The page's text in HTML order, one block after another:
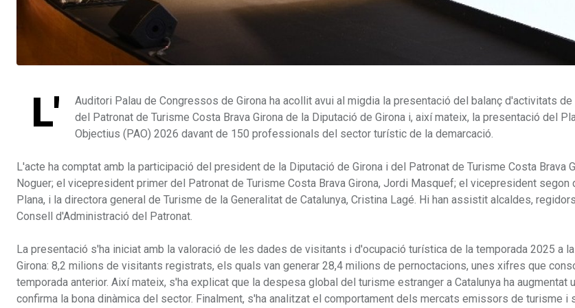
L'
Auditori Palau de Congressos de Girona ha acollit avui al migdia la presentació del balanç d'activitats
del Patronat de Turisme Costa Brava Girona de la Diputació de Girona i, així mateix, la presentació del
Objectius (PAO) 2026 davant de 150 professionals del sector turístic de la demarcació.
L'acte ha comptat amb la participació del president de la Diputació de Girona i del Patronat de Turisme Costa Brava
Noguer; el vicepresident primer del Patronat de Turisme Costa Brava Girona, Jordi Masquef; el vicepresident segon
Plana, i la directora general de Turisme de la Generalitat de Catalunya, Cristina Lagé. Hi han assistit alcaldes,
Consell d'Administració del Patronat.
La presentació s'ha iniciat amb la valoració de les dades de visitants i d'ocupació turística de la temporada 2025 a
Girona: 8,2 milions de visitants registrats, els quals van generar 28,4 milions de pernoctacions, unes xifres que
temporada anterior. Així mateix, s'ha explicat que la despesa global del turisme estranger a Catalunya ha augmentat
confirma la bona dinàmica del sector. Finalment, s'ha analitzat el comportament dels mercats emissors de turisme i